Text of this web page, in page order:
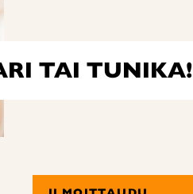
TAI TUNIKA!